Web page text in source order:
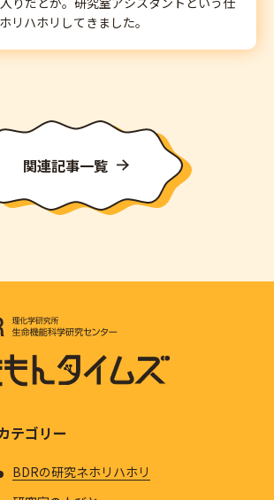
リハホリしてきました。
関連記事一覧
テゴリー
BDRの研究ネホリハホリ